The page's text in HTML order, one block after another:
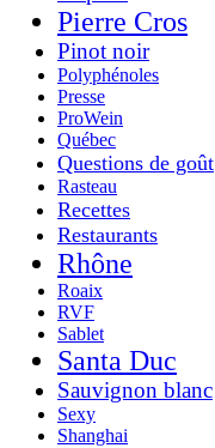
Pierre Cros
Pinot noir
Polyphénoles
Presse
ProWein
Québec
Questions de goût
Rasteau
Recettes
Restaurants
Rhône
Roaix
RVF
Sablet
Santa Duc
Sauvignon blanc
Sexy
Shanghai